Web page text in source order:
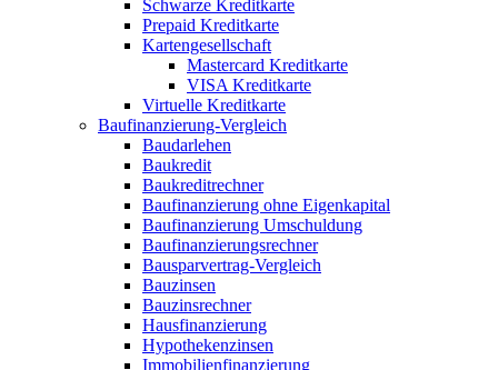
Schwarze Kreditkarte
Prepaid Kreditkarte
Kartengesellschaft
Mastercard Kreditkarte
VISA Kreditkarte
Virtuelle Kreditkarte
Baufinanzierung-Vergleich
Baudarlehen
Baukredit
Baukreditrechner
Baufinanzierung ohne Eigenkapital
Baufinanzierung Umschuldung
Baufinanzierungsrechner
Bausparvertrag-Vergleich
Bauzinsen
Bauzinsrechner
Hausfinanzierung
Hypothekenzinsen
Immobilienfinanzierung